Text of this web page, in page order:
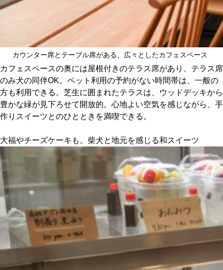
カウンター席とテーブル席がある、広々としたカフェスペース
カフェスペースの奥には屋根付きのテラス席があり、テラス席
のみ犬の同伴OK。ペット利用の予約がない時間帯は、一般の
方も利用できる。芝生に囲まれたテラスは、ウッドデッキから
豊かな緑が見下ろせて開放的。心地よい空気を感じながら、手
作りスイーツとのひとときを満喫できる。
大福やチーズケーキも。柴犬と地元を感じる和スイーツ